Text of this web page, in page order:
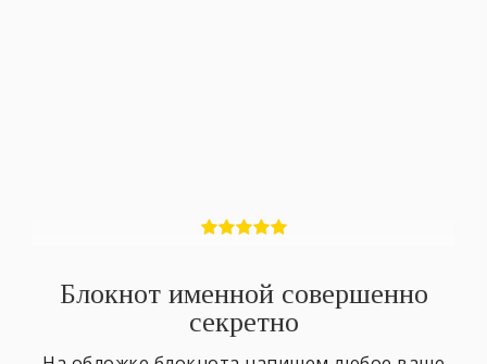
Блокнот именной совершенно
секретно